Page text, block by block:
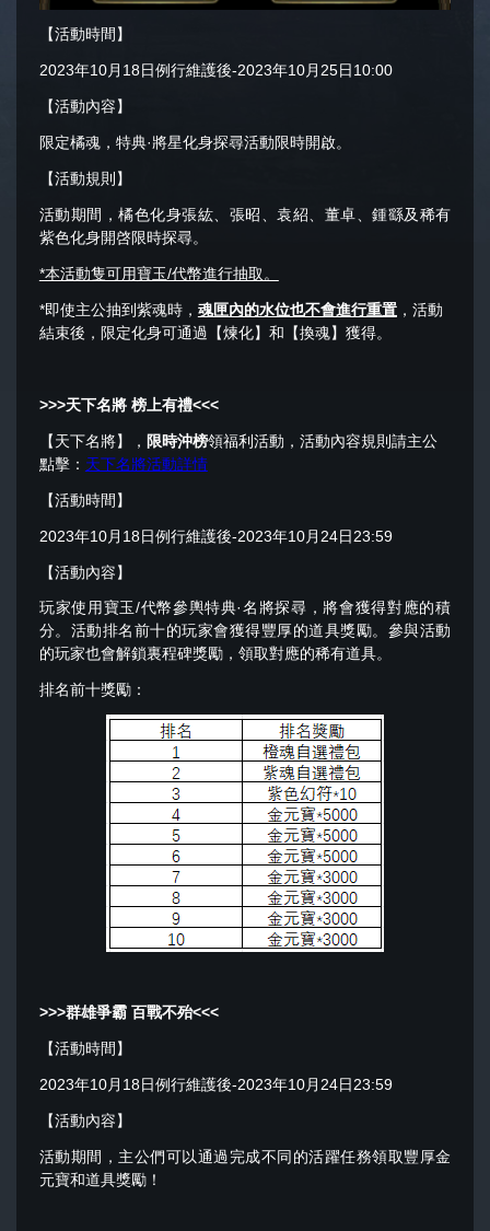
【活動時間】
2023年10月18日例行維護後-2023年10月25日10:00
【活動內容】
限定橘魂，特典·將星化身探尋活動限時開啟。
【活動規則】
活動期間，橘色化身張紘、張昭、袁紹、董卓、鍾繇及稀有
紫色化身開啓限時探尋。
*本活動隻可用寶玉/代幣進行抽取。
*即使主公抽到紫魂時， 魂匣內的水位也不會進行重置，活動
結束後，限定化身可通過【煉化】和【換魂】獲得。
>>>天下名將 榜上有禮<<<
【天下名將】， 限時沖榜領福利活動，活動內容規則請主公
點擊： 天下名將活動詳情
【活動時間】
2023年10月18日例行維護後-2023年10月24日23:59
【活動內容】
玩家使用寶玉/代幣參輿特典·名將探尋，將會獲得對應的積
分。活動排名前十的玩家會獲得豐厚的道具獎勵。參與活動
的玩家也會解鎖裏程碑獎勵，領取對應的稀有道具。
排名前十獎勵：
>>>群雄爭霸 百戰不殆<<<
【活動時間】
2023年10月18日例行維護後-2023年10月24日23:59
【活動內容】
活動期間，主公們可以通過完成不同的活躍任務領取豐厚金
元寶和道具獎勵！